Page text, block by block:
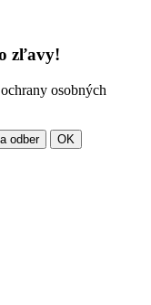
zľavy!
osobných